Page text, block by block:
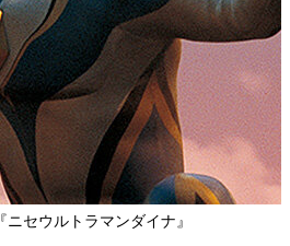
『ニセウルトラマンダイナ』